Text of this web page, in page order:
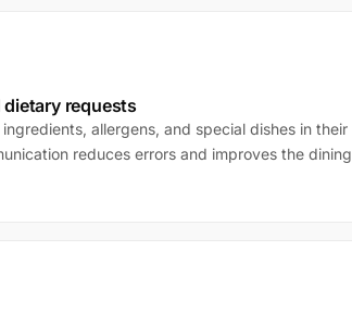
requests
allergens, and special dishes in their
reduces errors and improves the dining